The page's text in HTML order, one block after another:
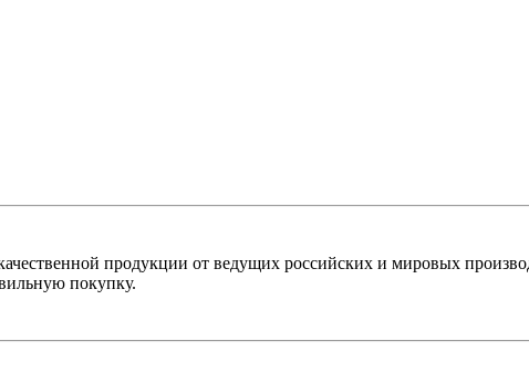
продукции от ведущих российских и мировых
покупку.